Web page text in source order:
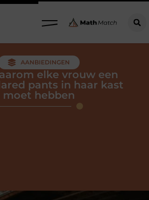
AANBIEDINGEN
elke vrouw een
pants in haar kast
moet hebben